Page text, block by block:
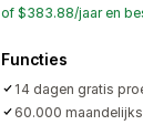
of $383.88/jaar en
Functies
14 dagen gratis
60.000